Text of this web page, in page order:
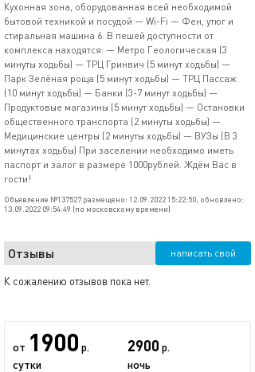
Кухонная зона, оборудованная всей необходимой
бытовой техникой и посудой — Wi-Fi — Фен, утюг и
стиральная машина 6. В пешей доступности от
комплекса находятся: — Метро Геологическая (3
минуты ходьбы) — ТРЦ Гринвич (5 минут ходьбы) —
Парк Зелёная роща (5 минут ходьбы) — ТРЦ Пассаж
(10 минут ходьбы) — Банки (3-7 минут ходьбы) —
Продуктовые магазины (5 минут ходьбы) — Остановки
общественного транспорта (2 минуты ходьбы) —
Медицинские центры (2 минуты ходьбы) — ВУЗы (В 3
минутах ходьбы) При заселении необходимо иметь
паспорт и залог в размере 1000рублей. Ждём Вас в
гости!
Объявление №137527 размещено: 12.09.2022 15:22:50, обновлено:
13.09.2022 09:54:49 (по московскому времени)
Отзывы написать свой
К сожалению отзывов пока нет.
от 1900 р.
сутки
2900 р.
ночь